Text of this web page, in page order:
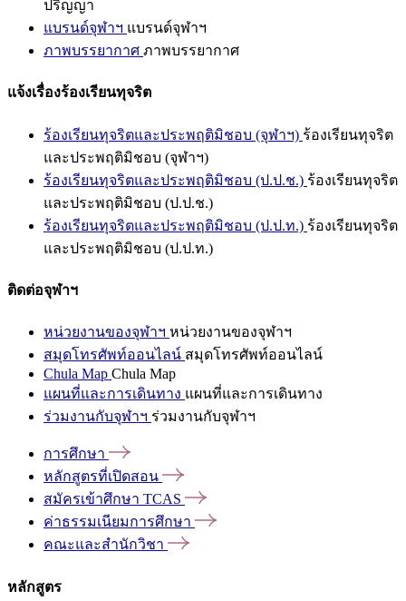
ปริญญา
แบรนด์จุฬาฯ แบรนด์จุฬาฯ
ภาพบรรยากาศ ภาพบรรยากาศ
แจ้งเรื่องร้องเรียนทุจริต
ร้องเรียนทุจริตและประพฤติมิชอบ (จุฬาฯ) ร้องเรียนทุจริต
และประพฤติมิชอบ (จุฬาฯ)
ร้องเรียนทุจริตและประพฤติมิชอบ (ป.ป.ช.) ร้องเรียนทุจริต
และประพฤติมิชอบ (ป.ป.ช.)
ร้องเรียนทุจริตและประพฤติมิชอบ (ป.ป.ท.) ร้องเรียนทุจริต
และประพฤติมิชอบ (ป.ป.ท.)
ติดต่อจุฬาฯ
หน่วยงานของจุฬาฯ หน่วยงานของจุฬาฯ
สมุดโทรศัพท์ออนไลน์ สมุดโทรศัพท์ออนไลน์
Chula Map Chula Map
แผนที่และการเดินทาง แผนที่และการเดินทาง
ร่วมงานกับจุฬาฯ ร่วมงานกับจุฬาฯ
การศึกษา
หลักสูตรที่เปิดสอน
สมัครเข้าศึกษา TCAS
ค่าธรรมเนียมการศึกษา
คณะและสำนักวิชา
หลักสูตร